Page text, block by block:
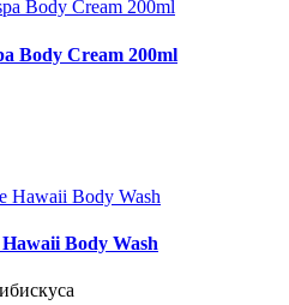
Body Cream 200ml
Body Wash